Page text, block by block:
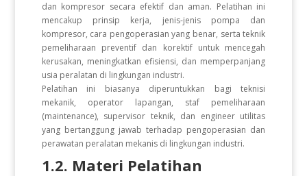
dan kompresor secara efektif dan aman. Pelatihan ini
mencakup prinsip kerja, jenis-jenis pompa dan
kompresor, cara pengoperasian yang benar, serta teknik
pemeliharaan preventif dan korektif untuk mencegah
kerusakan, meningkatkan efisiensi, dan memperpanjang
usia peralatan di lingkungan industri.
Pelatihan ini biasanya diperuntukkan bagi teknisi
mekanik, operator lapangan, staf pemeliharaan
(maintenance), supervisor teknik, dan engineer utilitas
yang bertanggung jawab terhadap pengoperasian dan
perawatan peralatan mekanis di lingkungan industri.
1.2. Materi Pelatihan